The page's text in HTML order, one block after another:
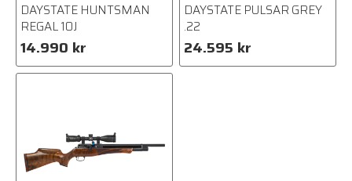
DAYSTATE HUNTSMAN
REGAL 10J
14.990 kr
DAYSTATE PULSAR GREY
.22
24.595 kr